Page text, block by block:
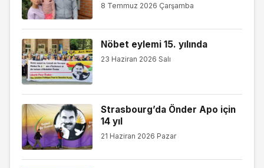
8 Temmuz 2026 Çarşamba
Nöbet eylemi 15. yılında
23 Haziran 2026 Salı
Strasbourg’da Önder Apo için
14 yıl
21 Haziran 2026 Pazar